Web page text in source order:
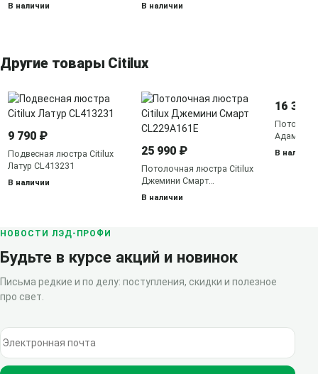
В наличии В наличии
Другие товары Citilux
9 790 ₽
Подвесная люстра Citilux
Латур CL413231
В наличии
25 990 ₽
Потолочная люстра Citilux
Джемини Смарт
CL229A161E
В наличии
16 390
Адам
В наличии
НОВОСТИ ЛЭД-ПРОФИ
Будьте в курсе акций и новинок
Письма редкие и по делу: поступления, скидки и полезное
про свет.
Электронная почта